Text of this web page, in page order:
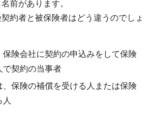
前があります。
約者と被保険者はどう違うのでしょ
保険会社に契約の申込みをして保険
で契約の当事者
、保険の補償を受ける人または保険
人